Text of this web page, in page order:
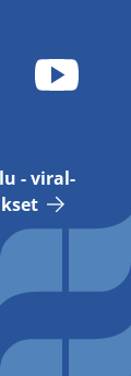
- vi­ral­